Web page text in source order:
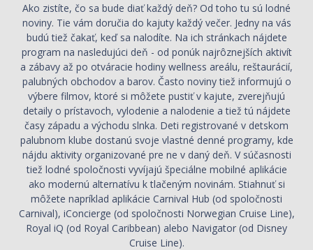
Ako zistíte, čo sa bude diať každý deň? Od toho tu sú lodné
noviny. Tie vám doručia do kajuty každý večer. Jedny na vás
budú tiež čakať, keď sa nalodíte. Na ich stránkach nájdete
program na nasledujúci deň - od ponúk najrôznejších aktivít
a zábavy až po otváracie hodiny wellness areálu, reštaurácií,
palubných obchodov a barov. Často noviny tiež informujú o
výbere filmov, ktoré si môžete pustiť v kajute, zverejňujú
detaily o prístavoch, vylodenie a nalodenie a tiež tú nájdete
časy západu a východu slnka. Deti registrované v detskom
palubnom klube dostanú svoje vlastné denné programy, kde
nájdu aktivity organizované pre ne v daný deň. V súčasnosti
tiež lodné spoločnosti vyvíjajú špeciálne mobilné aplikácie
ako modernú alternatívu k tlačeným novinám. Stiahnuť si
môžete napríklad aplikácie Carnival Hub (od spoločnosti
Carnival), iConcierge (od spoločnosti Norwegian Cruise Line),
Royal iQ (od Royal Caribbean) alebo Navigator (od Disney
Cruise Line).